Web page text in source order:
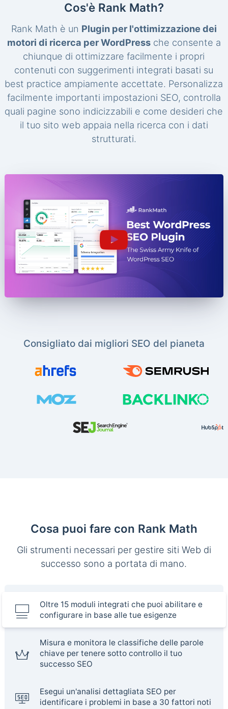
Cos'è Rank Math?
Rank Math è un Plugin per l'ottimizzazione dei
motori di ricerca per WordPressche consente a
chiunque di ottimizzare facilmente i propri
contenuti con suggerimenti integrati basati su
best practice ampiamente accettate. Personalizza
facilmente importanti impostazioni SEO, controlla
quali pagine sono indicizzabili e come desideri che
il tuo sito web appaia nella ricerca con i dati
strutturati.
Consigliato dai migliori SEO del pianeta
Cosa puoi fare con Rank Math
Gli strumenti necessari per gestire siti Web di
successo sono a portata di mano.
Oltre 15 moduli integrati che puoi abilitare e
configurare in base alle tue esigenze
Misura e monitora le classifiche delle parole
chiave per tenere sotto controllo il tuo
successo SEO
Esegui un'analisi dettagliata SEO per
identificare i problemi in base a 30 fattori noti